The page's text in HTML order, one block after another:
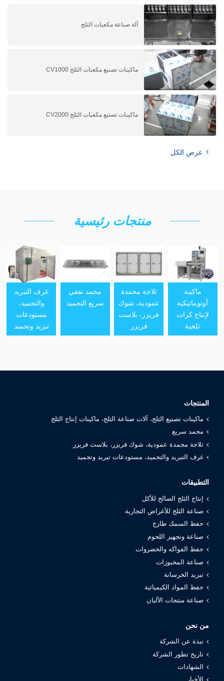
آلة صناعة مكعبات الثلج
ماكينات تصنيع مكعبات الثلج CV1000
ماكينات تصنيع مكعبات الثلج CV2000
عرض الكل
منتجات رئيسية
ماكينة
أوتوماتيكية
لإنتاج كرات
ثلجية
ثلاجة مجمدة
عمودية، شوك
فريزر، بلاست
فريزر
مجمد نفقي
سريع التجميد
غرف التبريد
والتجميد،
مستودعات
تبريد وتجميد
المنتجات
ماكينات تصنيع الثلج، آلات صناعة الثلج، ماكينات إنتاج الثلج
مجمد سريع
ثلاجة مجمدة عمودية، شوك فريزر، بلاست فريزر
غرف التبريد والتجميد، مستودعات تبريد وتجميد
التطبيقات
إنتاج الثلج الصالح للأكل
صناعة الثلج للأغراض التجارية
حفظ السمك طازج
صناعة وتجهيز اللحوم
حفظ الفواكه والخضروات
صناعة المخبوزات
تبريد الخرسانة
حفظ المواد الكيميائية
صناعة منتجات الألبان
من نحن
نبذة عن الشركة
تاريخ تطور الشركة
الشهادات